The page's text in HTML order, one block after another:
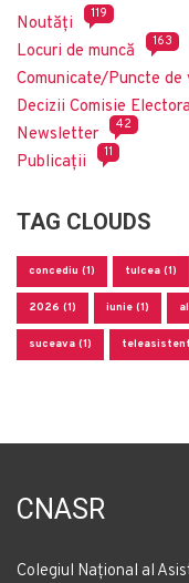
Noutăți 119
Locuri de muncă 163
Comunicate/Puncte de
Decizii Comisie
Newsletter 42
Publicații 11
TAG CLOUDS
concediu (1) tulcea (1)
2026 (1) iunie (1)
suceava (1)
CNASR
Colegiul Național al